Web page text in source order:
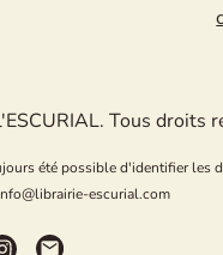
Tous droits
été possible d'identifier les
escurial.com